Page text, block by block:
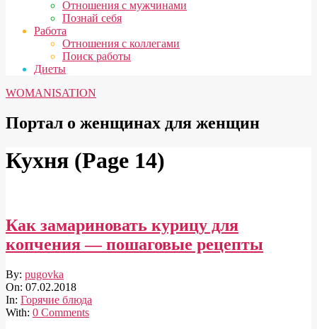
Отношения с мужчинами
Познай себя
Работа
Отношения с коллегами
Поиск работы
Диеты
WOMANISATION
Портал о женщинах для женщин
Кухня (Page 14)
Как замариновать курицу для
копчения — пошаговые рецепты
2018-
02-
07
By: pugovka
On: 07.02.2018
In: Горячие блюда
With: 0 Comments